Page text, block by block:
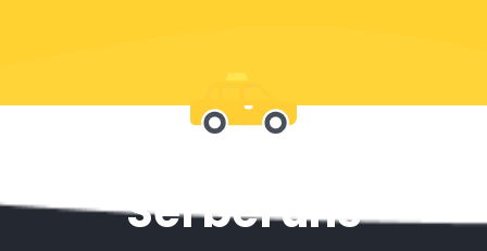
Sei bei uns